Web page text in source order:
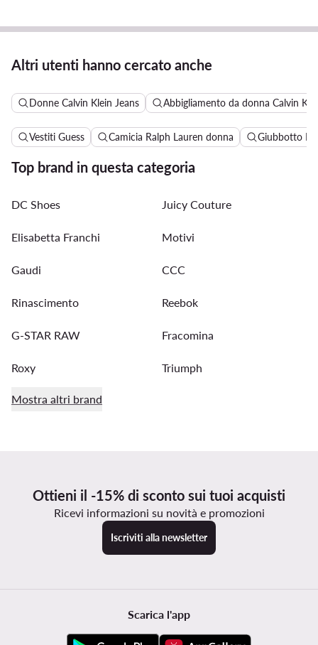
Altri utenti hanno cercato anche
Donne Calvin Klein Jeans Abbigliamento da donna Calvin
Vestiti Guess Camicia Ralph Lauren donna Giubbotto
Top brand in questa categoria
DC Shoes Juicy Couture
Elisabetta Franchi Motivi
Gaudi CCC
Rinascimento Reebok
G-STAR RAW Fracomina
Roxy Triumph
Mostra altri brand
Ottieni il -15% di sconto sui tuoi acquisti
Ricevi informazioni su novità e promozioni
Iscriviti alla newsletter
Scarica l'app